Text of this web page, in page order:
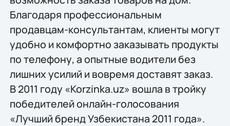
Благодаря профессиональным
продавцам-консультантам, клиенты могут
удобно и комфортно заказывать продукты
по телефону, а опытные водители без
лишних усилий и вовремя доставят заказ.
В 2011 году «Korzinka.uz» вошла в тройку
победителей онлайн-голосования
«Лучший бренд Узбекистана 2011 года».